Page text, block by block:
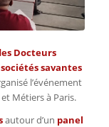
Docteurs
savantes
l’événement
Métiers à Paris.
autour d’un panel